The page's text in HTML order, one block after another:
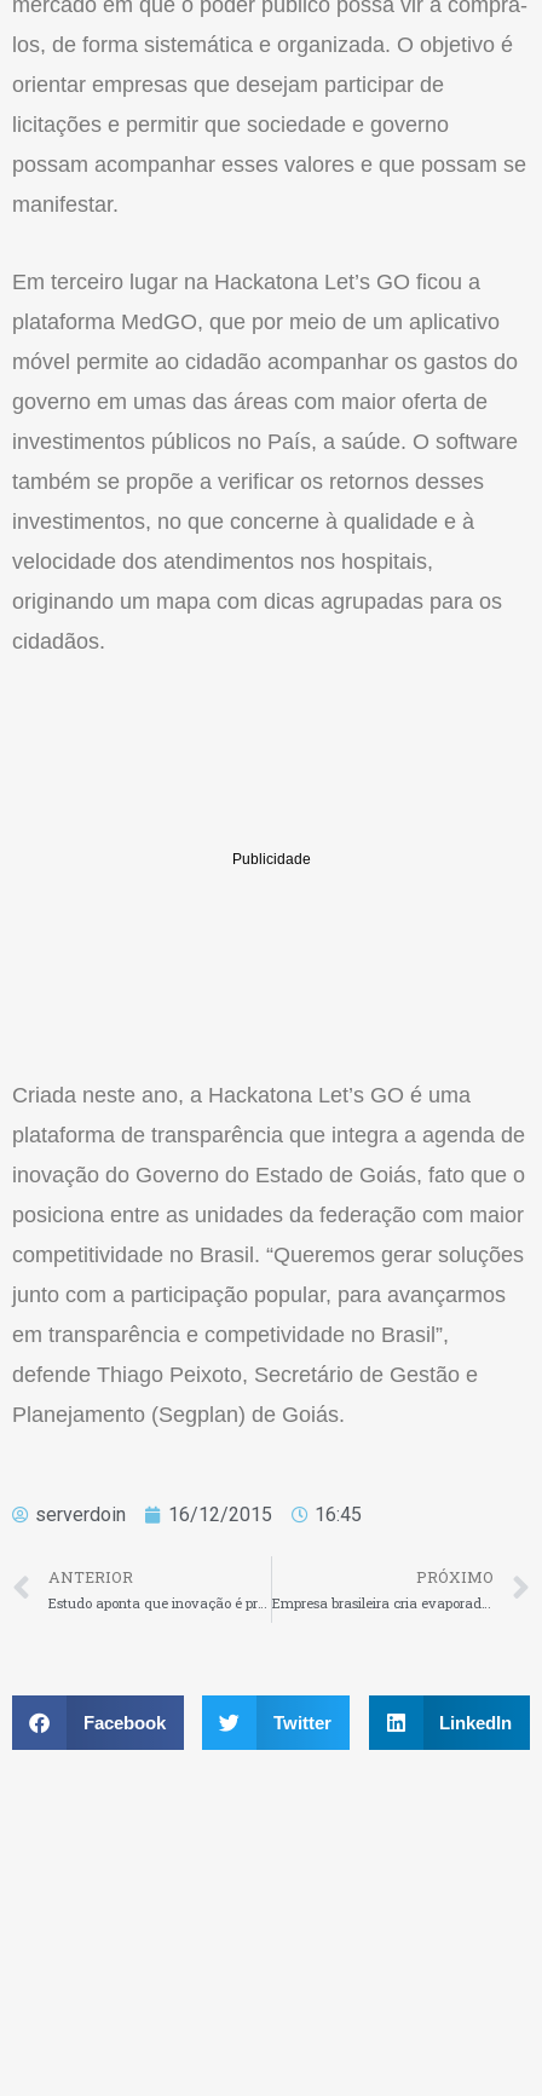
los, de forma sistemática e organizada. O objetivo é
orientar empresas que desejam participar de
licitações e permitir que sociedade e governo
possam acompanhar esses valores e que possam se
manifestar.
Em terceiro lugar na Hackatona Let’s GO ficou a
plataforma MedGO, que por meio de um aplicativo
móvel permite ao cidadão acompanhar os gastos do
governo em umas das áreas com maior oferta de
investimentos públicos no País, a saúde. O software
também se propõe a verificar os retornos desses
investimentos, no que concerne à qualidade e à
velocidade dos atendimentos nos hospitais,
originando um mapa com dicas agrupadas para os
cidadãos.
Criada neste ano, a Hackatona Let’s GO é uma
plataforma de transparência que integra a agenda de
inovação do Governo do Estado de Goiás, fato que o
posiciona entre as unidades da federação com maior
competitividade no Brasil. “Queremos gerar soluções
junto com a participação popular, para avançarmos
em transparência e competividade no Brasil”,
defende Thiago Peixoto, Secretário de Gestão e
Planejamento (Segplan) de Goiás.
serverdoin 16/12/2015 16:45
ANTERIOR
Estudo aponta que inovação é prioridade para líderes de grandes empresas
PRÓXIMO
Empresa brasileira cria evaporador para câmaras frias
Facebook Twitter LinkedIn